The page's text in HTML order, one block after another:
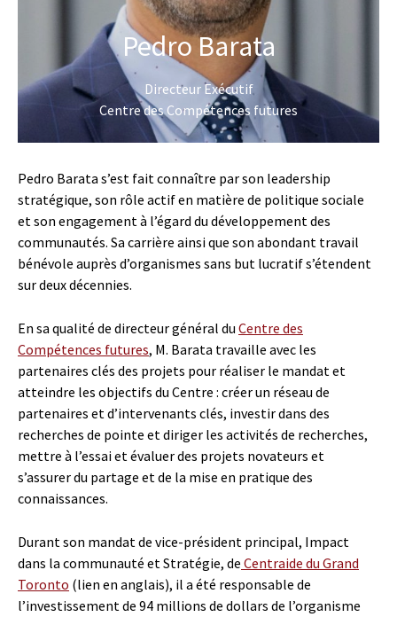
Pedro Barata
Directeur Exécutif
Centre des Compétences futures
Pedro Barata s’est fait connaître par son leadership
stratégique, son rôle actif en matière de politique sociale
et son engagement à l’égard du développement des
communautés. Sa carrière ainsi que son abondant travail
bénévole auprès d’organismes sans but lucratif s’étendent
sur deux décennies.
En sa qualité de directeur général du Centre des
Compétences futures, M. Barata travaille avec les
partenaires clés des projets pour réaliser le mandat et
atteindre les objectifs du Centre : créer un réseau de
partenaires et d’intervenants clés, investir dans des
recherches de pointe et diriger les activités de recherches,
mettre à l’essai et évaluer des projets novateurs et
s’assurer du partage et de la mise en pratique des
connaissances.
Durant son mandat de vice-président principal, Impact
dans la communauté et Stratégie, de Centraide du Grand
Toronto (lien en anglais), il a été responsable de
l’investissement de 94 millions de dollars de l’organisme